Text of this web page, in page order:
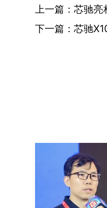
上一篇：芯驰亮
下一篇：芯驰